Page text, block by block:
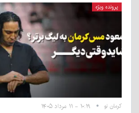
پرونده ویژه
کرمان نو ۱۰:۱۹ - ۱۱ مرداد ۱۴۰۵